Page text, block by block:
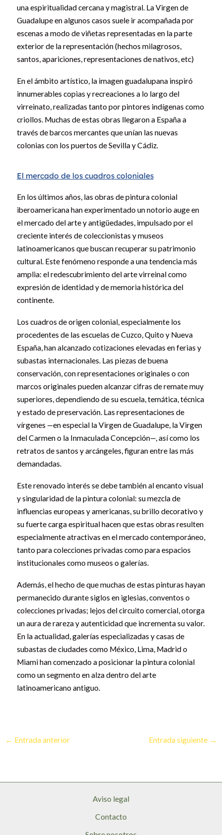
una espiritualidad cercana y magistral. La Virgen de
Guadalupe en algunos casos suele ir acompañada por
escenas a modo de viñetas representadas en la parte
exterior de la representación (hechos milagrosos,
santos, apariciones, representaciones de nativos, etc)
En el ámbito artístico, la imagen guadalupana inspiró
innumerables copias y recreaciones a lo largo del
virreinato, realizadas tanto por pintores indígenas como
criollos. Muchas de estas obras llegaron a España a
través de barcos mercantes que unían las nuevas
colonias con los puertos de Sevilla y Cádiz.
El mercado de los cuadros coloniales
En los últimos años, las obras de pintura colonial
iberoamericana han experimentado un notorio auge en
el mercado del arte y antigüedades, impulsado por el
creciente interés de coleccionistas y museos
latinoamericanos que buscan recuperar su patrimonio
cultural. Este fenómeno responde a una tendencia más
amplia: el redescubrimiento del arte virreinal como
expresión de identidad y de memoria histórica del
continente.
Los cuadros de origen colonial, especialmente los
procedentes de las escuelas de Cuzco, Quito y Nueva
España, han alcanzado cotizaciones elevadas en ferias y
subastas internacionales. Las piezas de buena
conservación, con representaciones originales o con
marcos originales pueden alcanzar cifras de remate muy
superiores, dependiendo de su escuela, temática, técnica
y estado de preservación. Las representaciones de
vírgenes —en especial la Virgen de Guadalupe, la Virgen
del Carmen o la Inmaculada Concepción—, así como los
retratos de santos y arcángeles, figuran entre las más
demandadas.
Este renovado interés se debe también al encanto visual
y singularidad de la pintura colonial: su mezcla de
influencias europeas y americanas, su brillo decorativo y
su fuerte carga espiritual hacen que estas obras resulten
especialmente atractivas en el mercado contemporáneo,
tanto para colecciones privadas como para espacios
institucionales como museos o galerías.
Además, el hecho de que muchas de estas pinturas hayan
permanecido durante siglos en iglesias, conventos o
colecciones privadas; lejos del circuito comercial, otorga
un aura de rareza y autenticidad que incrementa su valor.
En la actualidad, galerías especializadas y casas de
subastas de ciudades como México, Lima, Madrid o
Miami han comenzado a posicionar la pintura colonial
como un segmento en alza dentro del arte
latinoamericano antiguo.
← Entrada anterior Entrada siguiente →
Aviso legal
Contacto